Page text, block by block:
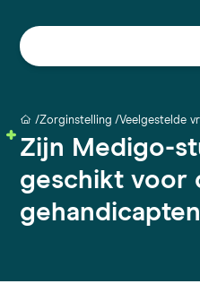
Zorginstelling Veelgestelde
Zijn Medigo-
geschikt voor